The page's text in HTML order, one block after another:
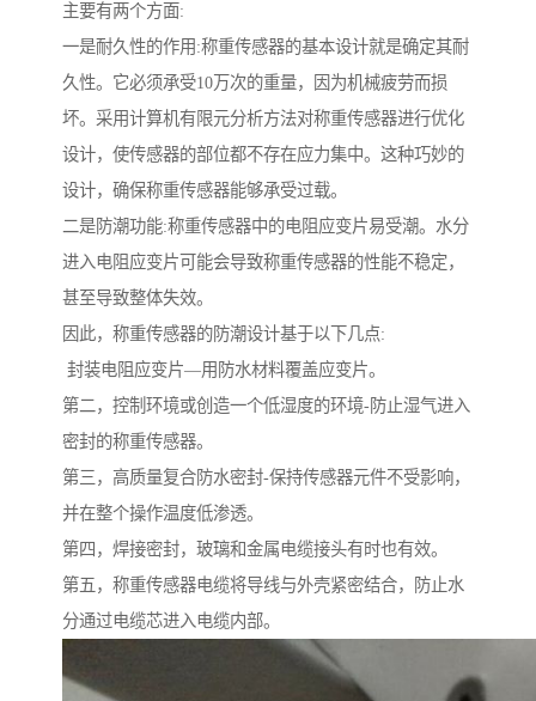
主要有两个方面:
一是耐久性的作用:称重传感器的基本设计就是确定其耐
久性。它必须承受10万次的重量，因为机械疲劳而损
坏。采用计算机有限元分析方法对称重传感器进行优化
设计，使传感器的部位都不存在应力集中。这种巧妙的
设计，确保称重传感器能够承受过载。
二是防潮功能:称重传感器中的电阻应变片易受潮。水分
进入电阻应变片可能会导致称重传感器的性能不稳定，
甚至导致整体失效。
因此，称重传感器的防潮设计基于以下几点:
封装电阻应变片—用防水材料覆盖应变片。
第二，控制环境或创造一个低湿度的环境-防止湿气进入
密封的称重传感器。
第三，高质量复合防水密封-保持传感器元件不受影响，
并在整个操作温度低渗透。
第四，焊接密封，玻璃和金属电缆接头有时也有效。
第五，称重传感器电缆将导线与外壳紧密结合，防止水
分通过电缆芯进入电缆内部。